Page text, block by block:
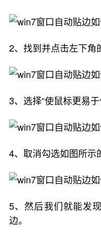
2、找到并点击左下角
3、选择“使鼠标更易于
4、取消勾选如图所示
5、然后我们就能发
边。